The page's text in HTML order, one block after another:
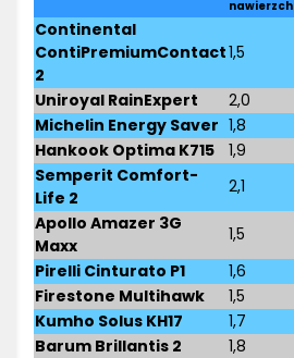
Continental
ContiPremiumContact
2
1,5
Uniroyal RainExpert 2,0
Michelin Energy Saver 1,8
Hankook Optima K715
1,9
Semperit Comfort-
Life 2
2,1
Apollo Amazer 3G
Maxx
1,5
Pirelli Cinturato P1
1,6
Firestone Multihawk
1,5
Kumho Solus KH17
1,7
Barum Brillantis 2
1,8